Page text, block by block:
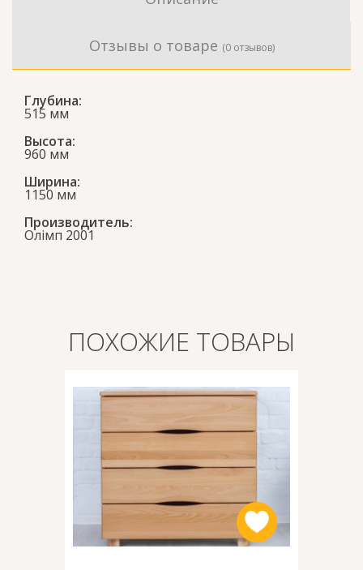
Отзывы о товаре (0 отзывов)
Глубина:
515 мм
Высота:
960 мм
Ширина:
1150 мм
Производитель:
Олімп 2001
ПОХОЖИЕ ТОВАРЫ